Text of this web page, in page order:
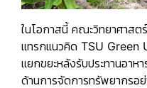
ในโอกาสนี้ คณะวิทยาศาสต
แทรกแนวคิด TSU Green
แยกขยะหลังรับประทานอา
ด้านการจัดการทรัพยากรอ